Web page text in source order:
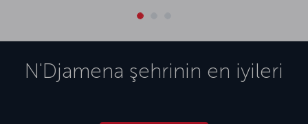
N'Djamena şehrinin en iyileri